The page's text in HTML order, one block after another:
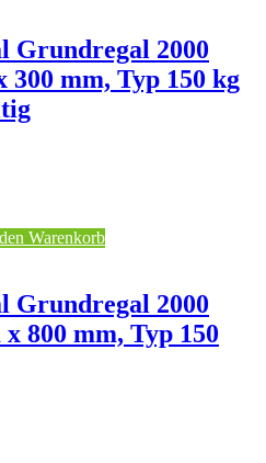
Grundregal 2000
300 mm, Typ 150 kg
Warenkorb
Grundregal 2000
800 mm, Typ 150